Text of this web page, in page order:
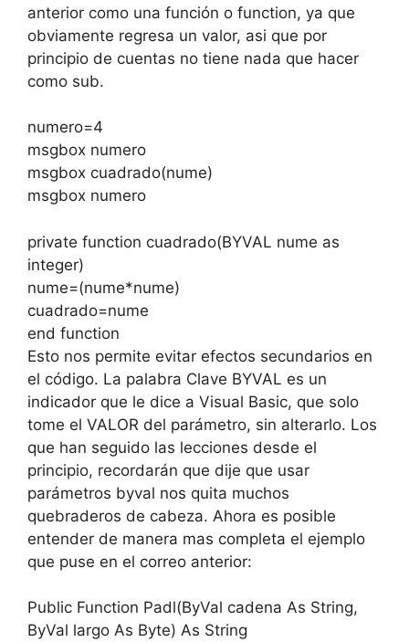
anterior como una función o function, ya que
obviamente regresa un valor, asi que por
principio de cuentas no tiene nada que hacer
como sub.
numero=4
msgbox numero
msgbox cuadrado(nume)
msgbox numero
private function cuadrado(BYVAL nume as
integer)
nume=(nume*nume)
cuadrado=nume
end function
Esto nos permite evitar efectos secundarios en
el código. La palabra Clave BYVAL es un
indicador que le dice a Visual Basic, que solo
tome el VALOR del parámetro, sin alterarlo. Los
que han seguido las lecciones desde el
principio, recordarán que dije que usar
parámetros byval nos quita muchos
quebraderos de cabeza. Ahora es posible
entender de manera mas completa el ejemplo
que puse en el correo anterior:
Public Function Padl(ByVal cadena As String,
ByVal largo As Byte) As String